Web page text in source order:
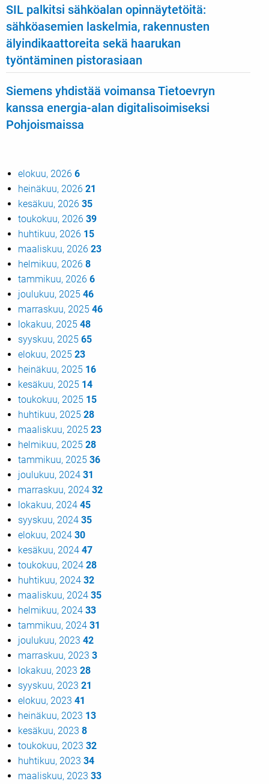
SIL palkitsi sähköalan opinnäytetöitä:
sähköasemien laskelmia, rakennusten
älyindikaattoreita sekä haarukan
työntäminen pistorasiaan
Siemens yhdistää voimansa Tietoevryn
kanssa energia-alan digitalisoimiseksi
Pohjoismaissa
elokuu, 2026 6
heinäkuu, 2026 21
kesäkuu, 2026 35
toukokuu, 2026 39
huhtikuu, 2026 15
maaliskuu, 2026 23
helmikuu, 2026 8
tammikuu, 2026 6
joulukuu, 2025 46
marraskuu, 2025 46
lokakuu, 2025 48
syyskuu, 2025 65
elokuu, 2025 23
heinäkuu, 2025 16
kesäkuu, 2025 14
toukokuu, 2025 15
huhtikuu, 2025 28
maaliskuu, 2025 23
helmikuu, 2025 28
tammikuu, 2025 36
joulukuu, 2024 31
marraskuu, 2024 32
lokakuu, 2024 45
syyskuu, 2024 35
elokuu, 2024 30
kesäkuu, 2024 47
toukokuu, 2024 28
huhtikuu, 2024 32
maaliskuu, 2024 35
helmikuu, 2024 33
tammikuu, 2024 31
joulukuu, 2023 42
marraskuu, 2023 3
lokakuu, 2023 28
syyskuu, 2023 21
elokuu, 2023 41
heinäkuu, 2023 13
kesäkuu, 2023 8
toukokuu, 2023 32
huhtikuu, 2023 34
maaliskuu, 2023 33